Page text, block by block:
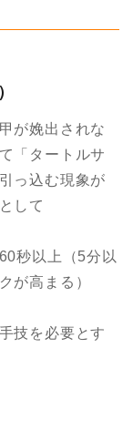
が娩出されな
「タートルサ
っ込む現象が
して
秒以上（5分以
が高まる）
技を必要とす